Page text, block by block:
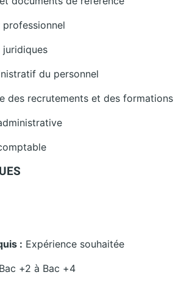
juridiques
du personnel
des recrutements et des formations
: Expérience souhaitée
Bac +2 à Bac +4